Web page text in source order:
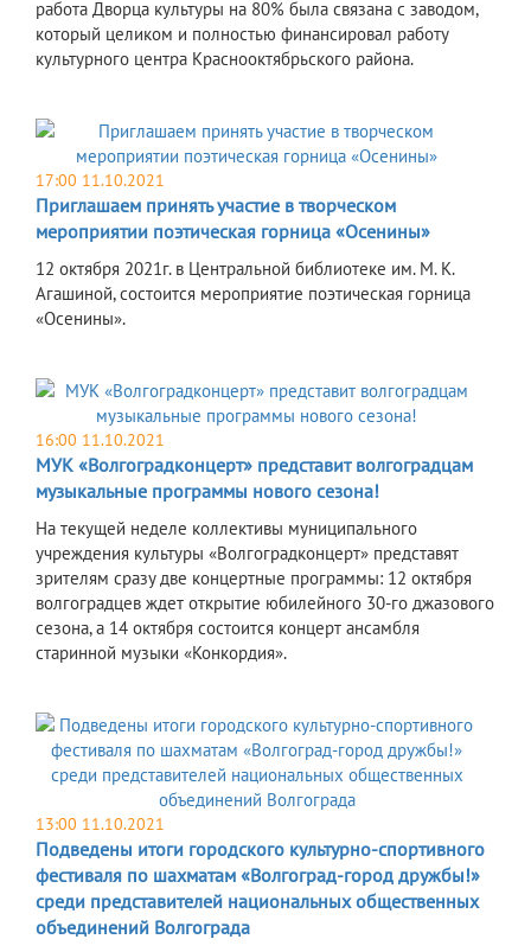
работа Дворца культуры на 80% была связана с заводом,
который целиком и полностью финансировал работу
культурного центра Краснооктябрьского района.
17:00 11.10.2021
Приглашаем принять участие в творческом
мероприятии поэтическая горница «Осенины»
12 октября 2021г. в Центральной библиотеке им. М. К.
Агашиной, состоится мероприятие поэтическая горница
«Осенины».
16:00 11.10.2021
МУК «Волгоградконцерт» представит волгоградцам
музыкальные программы нового сезона!
На текущей неделе коллективы муниципального
учреждения культуры «Волгоградконцерт» представят
зрителям сразу две концертные программы: 12 октября
волгоградцев ждет открытие юбилейного 30-го джазового
сезона, а 14 октября состоится концерт ансамбля
старинной музыки «Конкордия».
13:00 11.10.2021
Подведены итоги городского культурно-спортивного
фестиваля по шахматам «Волгоград-город дружбы!»
среди представителей национальных общественных
объединений Волгограда